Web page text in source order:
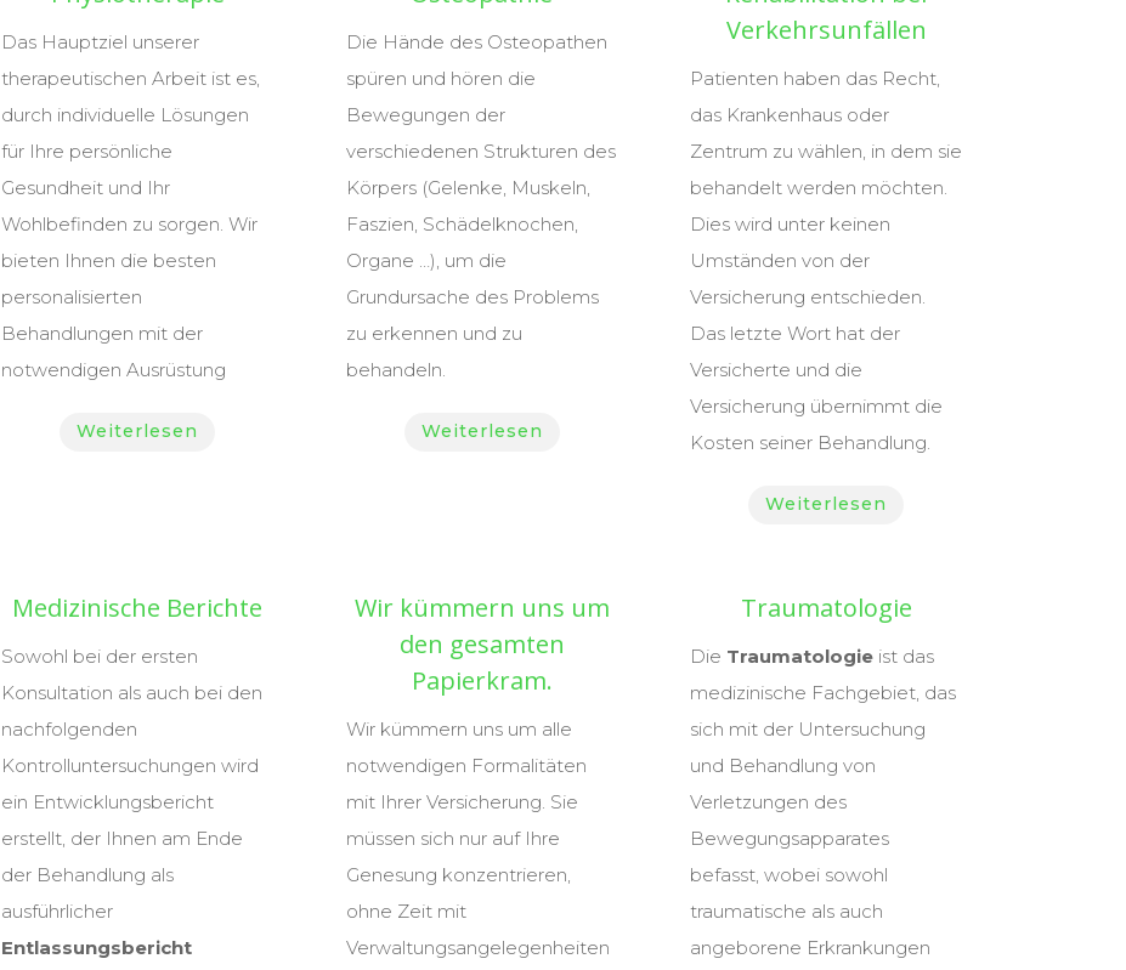
Das Hauptziel unserer
therapeutischen Arbeit ist es,
durch individuelle Lösungen
für Ihre persönliche
Gesundheit und Ihr
Wohlbefinden zu sorgen. Wir
bieten Ihnen die besten
personalisierten
Behandlungen mit der
notwendigen Ausrüstung
Weiterlesen
Die Hände des Osteopathen
spüren und hören die
Bewegungen der
verschiedenen Strukturen des
Körpers (Gelenke, Muskeln,
Faszien, Schädelknochen,
Organe …), um die
Grundursache des Problems
zu erkennen und zu
behandeln.
Weiterlesen
Verkehrsunfällen
Patienten haben das Recht,
das Krankenhaus oder
Zentrum zu wählen, in dem sie
behandelt werden möchten.
Dies wird unter keinen
Umständen von der
Versicherung entschieden.
Das letzte Wort hat der
Versicherte und die
Versicherung übernimmt die
Kosten seiner Behandlung.
Weiterlesen
Medizinische Berichte
Sowohl bei der ersten
Konsultation als auch bei den
nachfolgenden
Kontrolluntersuchungen wird
ein Entwicklungsbericht
erstellt, der Ihnen am Ende
der Behandlung als
ausführlicher
Entlassungsbericht
Wir kümmern uns um
den gesamten
Papierkram.
Wir kümmern uns um alle
notwendigen Formalitäten
mit Ihrer Versicherung. Sie
müssen sich nur auf Ihre
Genesung konzentrieren,
ohne Zeit mit
Verwaltungsangelegenheiten
Traumatologie
Die Traumatologie ist das
medizinische Fachgebiet, das
sich mit der Untersuchung
und Behandlung von
Verletzungen des
Bewegungsapparates
befasst, wobei sowohl
traumatische als auch
angeborene Erkrankungen